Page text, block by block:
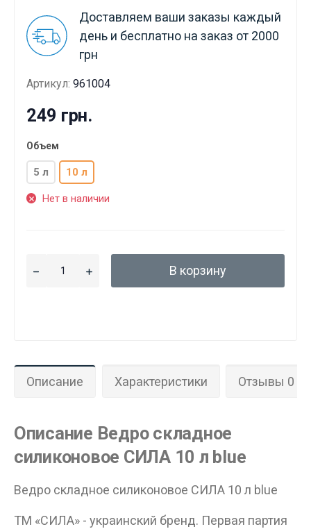
Доставляем ваши заказы каждый
день и бесплатно на заказ от 2000
грн
Артикул: 961004
249 грн.
Объем
5 л 10 л
Нет в наличии
В корзину
Описание Характеристики Отзывы 0
Описание Ведро складное
силиконовое СИЛА 10 л blue
Ведро складное силиконовое СИЛА 10 л blue
ТМ «СИЛА» - украинский бренд. Первая партия
Вам исполнилось 18 лет?
ДА НЕТ